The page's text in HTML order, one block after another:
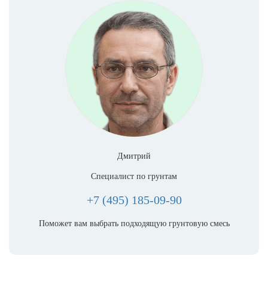
Дмитрий
Специалист по грунтам
+7 (495) 185-09-90
Поможет вам выбрать подходящую грунтовую смесь